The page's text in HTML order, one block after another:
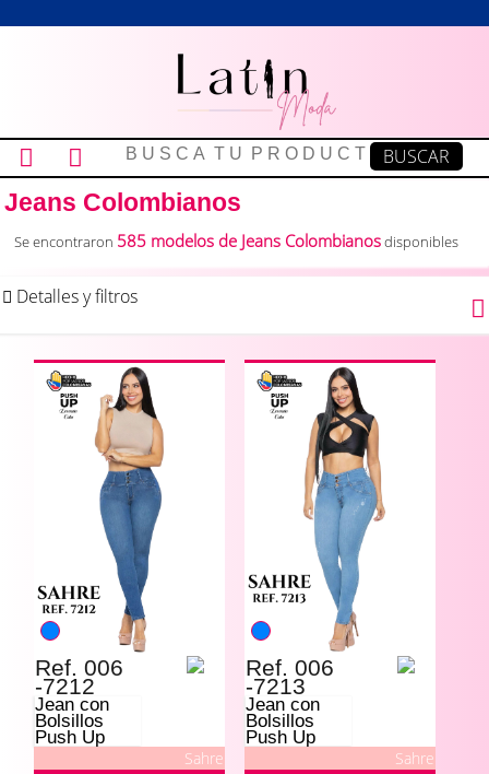
Jeans Colombianos
Se encontraron 585 modelos de Jeans Colombianosdisponibles
Detalles y filtros
Ref. 006
-7212
Jean con
Bolsillos
Push Up
Sahre
Ref. 006
-7213
Jean con
Bolsillos
Push Up
Sahre